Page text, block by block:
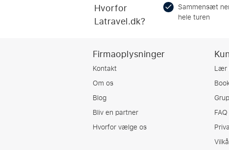
Hvorfor
Latravel.dk?
Sammensæt
hele turen
Firmaoplysninger
Kontakt
Om os
Blog
Bliv en partner
Hvorfor vælge os
Lær
FAQ